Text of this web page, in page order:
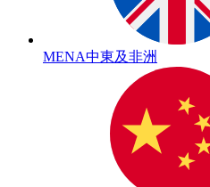
MENA中東及非洲